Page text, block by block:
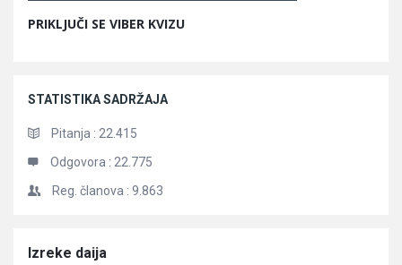
PRIKLJUČI SE VIBER KVIZU
STATISTIKA SADRŽAJA
Pitanja : 22.415
Odgovora : 22.775
Reg. članova : 9.863
Članci
Izreke daija